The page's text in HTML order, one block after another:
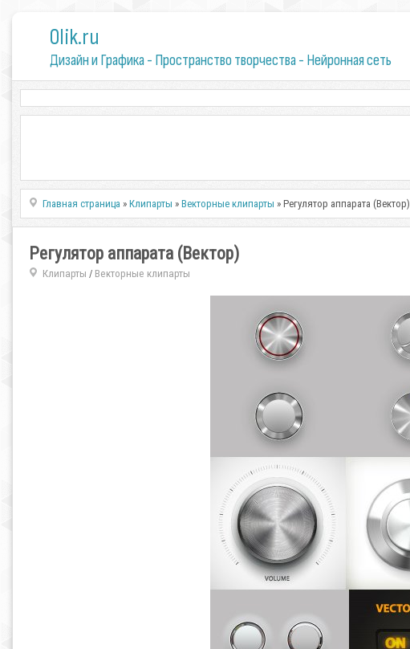
0lik.ru
Дизайн и Графика - Пространство творчества - Нейронная сеть
Главная страница »Клипарты »Векторные клипарты » Регулятор аппарата (Вектор)
Регулятор аппарата (Вектор)
Клипарты / Векторные клипарты